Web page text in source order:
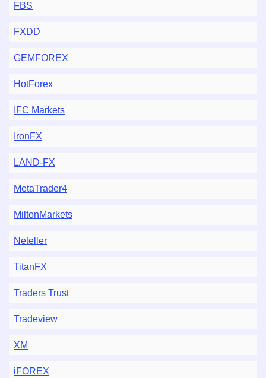
FBS
FXDD
GEMFOREX
HotForex
IFC Markets
IronFX
LAND-FX
MetaTrader4
MiltonMarkets
Neteller
TitanFX
Traders Trust
Tradeview
XM
iFOREX